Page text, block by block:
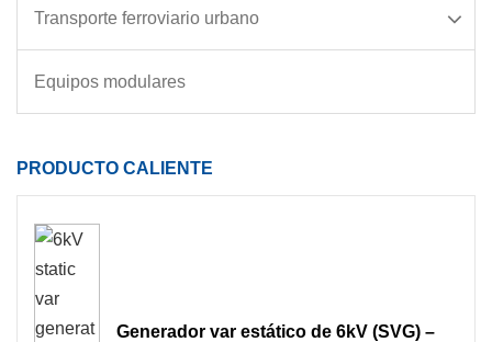
Transporte ferroviario urbano
Equipos modulares
PRODUCTO CALIENTE
Generador var estático de 6kV (SVG) –